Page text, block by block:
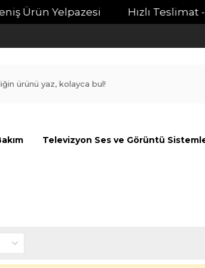
Ürün Yelpazesi Hızlı Teslimat -
Televizyon Ses ve Görüntü